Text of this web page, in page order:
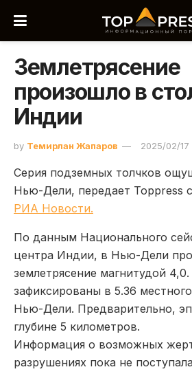
Землетрясение
произошло в
Индии
by Темирлан Жапаров 2025/02/17
Серия подземных толчков
Нью-Дели, передает Toppress
РИА Новости.
По данным Национального
центра Индии, в Нью-Дели
землетрясение магнитудой
зафиксированы в 5.36
Нью-Дели. Предварительно,
глубине 5 километров.
Информация о возможных
разрушениях пока не